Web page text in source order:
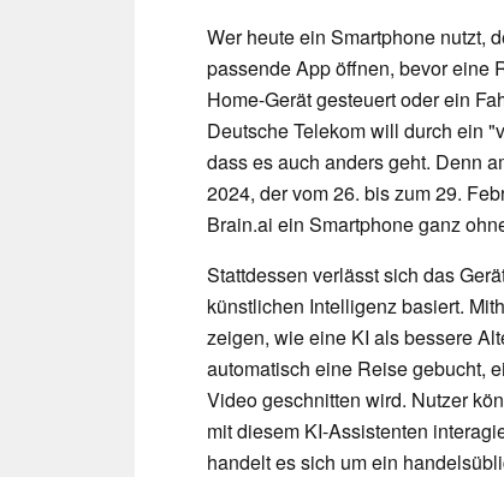
Wer heute ein Smartphone nutzt,
passende App öffnen, bevor eine
Home-Gerät gesteuert oder ein
Deutsche Telekom will durch ein
dass es auch anders geht. Denn
2024, der vom 26. bis zum 29.
Brain.ai ein Smartphone ganz
Stattdessen verlässt sich das
künstlichen Intelligenz basiert.
zeigen, wie eine KI als bessere
automatisch eine Reise gebucht,
Video geschnitten wird. Nutzer
mit diesem KI-Assistenten
handelt es sich um ein